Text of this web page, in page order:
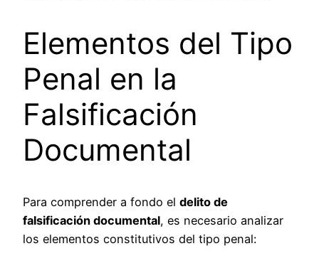
Elementos del Tipo
Penal en la
Falsificación
Documental
Para comprender a fondo el delito de
falsificación documental, es necesario analizar
los elementos constitutivos del tipo penal: